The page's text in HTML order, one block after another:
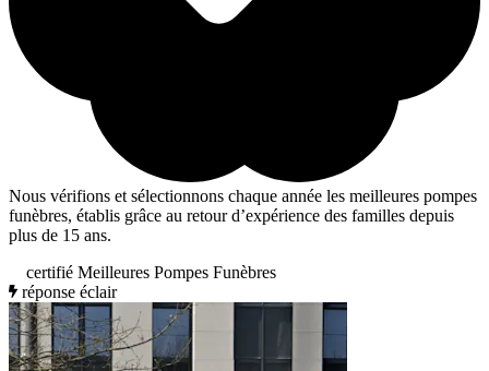
Nous vérifions et sélectionnons chaque année les meilleures pompes
funèbres, établis grâce au retour d’expérience des familles depuis
plus de 15 ans.
certifié Meilleures Pompes Funèbres
réponse éclair